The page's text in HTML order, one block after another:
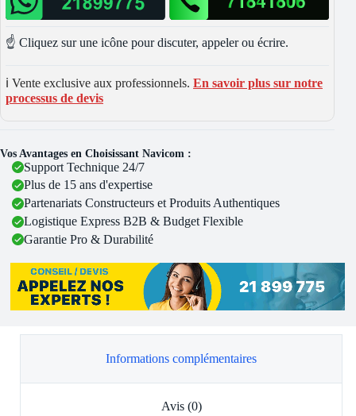
☝️ Cliquez sur une icône pour discuter, appeler ou écrire.
ℹ️ Vente exclusive aux professionnels. En savoir plus sur notre
processus de devis
Vos Avantages en Choisissant Navicom :
Support Technique 24/7
Plus de 15 ans d'expertise
Partenariats Constructeurs et Produits Authentiques
Logistique Express B2B & Budget Flexible
Garantie Pro & Durabilité
Informations complémentaires
Avis (0)